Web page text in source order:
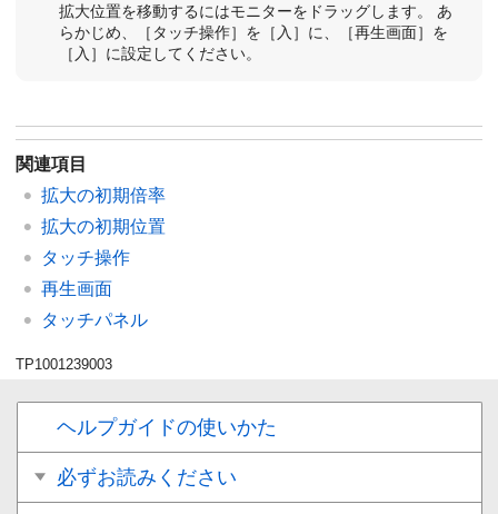
拡大位置を移動するにはモニターをドラッグします。 あ
らかじめ、
［タッチ操作］ を ［入］ に、 ［再生画面］ を
［入］ に設定してください。
関連項目
拡大の初期倍率
拡大の初期位置
タッチ操作
再生画面
タッチパネル
TP1001239003
ヘルプガイドの使いかた
必ずお読みください